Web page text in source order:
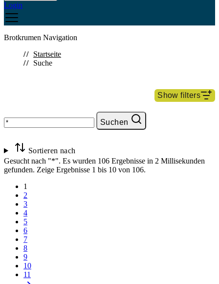
Login
Suchen
Auto
Diensthaftpflichtversicherung
Brotkrumen Navigation
Startseite
Suche
Show filters
Inhalt
Angebote 35
Versicherungen 22
Nachrichten 12
Häufige Suchanfragen
*
Auto
Deutsche Vorsorgedatenbank
Diensthaftpflichtversicherung
Kfz-Versicherung
Medirenta
Pflege
Suchen
Sortieren nach
Gesucht nach "*". Es wurden 106 Ergebnisse in 2 Millisekunden
gefunden. Zeige Ergebnisse 1 bis 10 von 106.
1
2
3
4
5
6
7
8
9
10
11